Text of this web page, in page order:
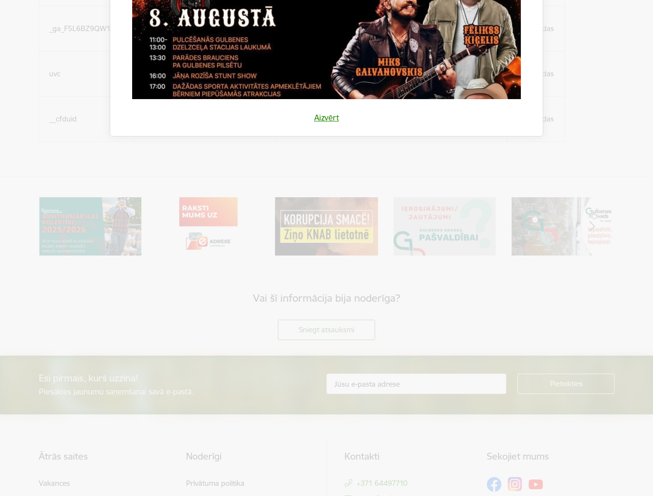
Aizvērt
_ga_F5L6BZ9QW1
Statistikas sīkdatnes (nepieciešamas,
lai uzlabotu vietnes darbību un
pakalpojumus)
Reģistrē unikālu ID priekš jaunākās GA 4 versijas, kas tiek
izmantots statistisko datu iegūšanai par to, kā apmeklētājs
24 stundas
uvc
Sociālo mediju sīkdatnes
(nepieciešamas, lai Jūs varētu dalīties
ar saturu sociālajos tīklos)
Šīs sīkdatnes ir paredzētas tādu vietņu un satura koplietošanai,
kas jūs interesē mūsu vietnē, izmantojot trešo personu sociālos
tīklus vai citas vietnes.
24 stundas
__cfduid Cookie is needed for all users for sharing content 24 stundas
Vai šī informācija bija noderīga?
Sniegt atsauksmi
Esi pirmais, kurš uzzina!
Piesakies jaunumu saņemšanai savā e-pastā.
Ātrās saites
Vakances
Noderīgi
Privātuma politika
Kontakti
+371 64497710
Sekojiet mums